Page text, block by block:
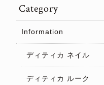
Category
Information
ディティカ ネイル
ディティカ ルーク